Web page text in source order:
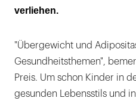
verliehen.
"Übergewicht und
Gesundheitsthemen",
Preis. Um schon Kinder in
gesunden Lebensstils und